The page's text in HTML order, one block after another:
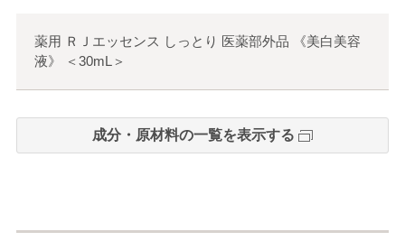
薬用 ＲＪエッセンス しっとり 医薬部外品 《美白美容
液》
＜30mL ＞
成分・原材料の一覧を表示する